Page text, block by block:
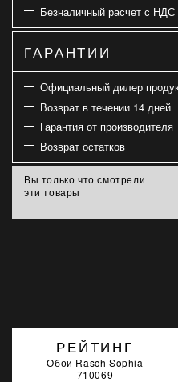
Безналичный расчет с НДС
ГАРАНТИИ
Официальный дилер
Возврат в течении 14 дней
Гарантия от производителя
Возврат остатков
Вы только что смотрели
эти товары
РЕЙТИНГ
Обои Rasch Sophia
710069